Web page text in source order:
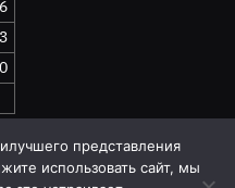
представления
использовать сайт, мы